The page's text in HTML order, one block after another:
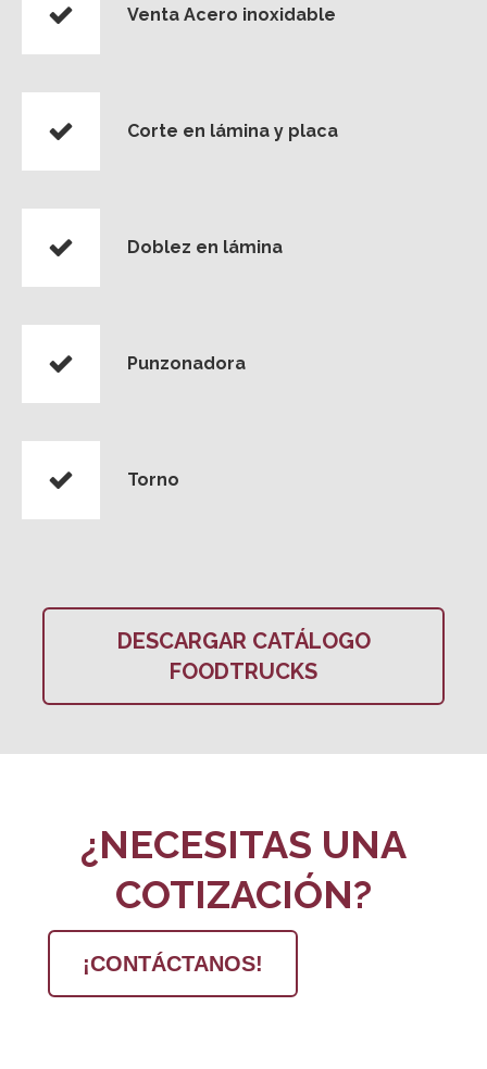
Venta Acero inoxidable
Corte en lámina y placa
Doblez en lámina
Punzonadora
Torno
DESCARGAR CATÁLOGO
FOODTRUCKS
¿NECESITAS UNA
COTIZACIÓN?
¡CONTÁCTANOS!